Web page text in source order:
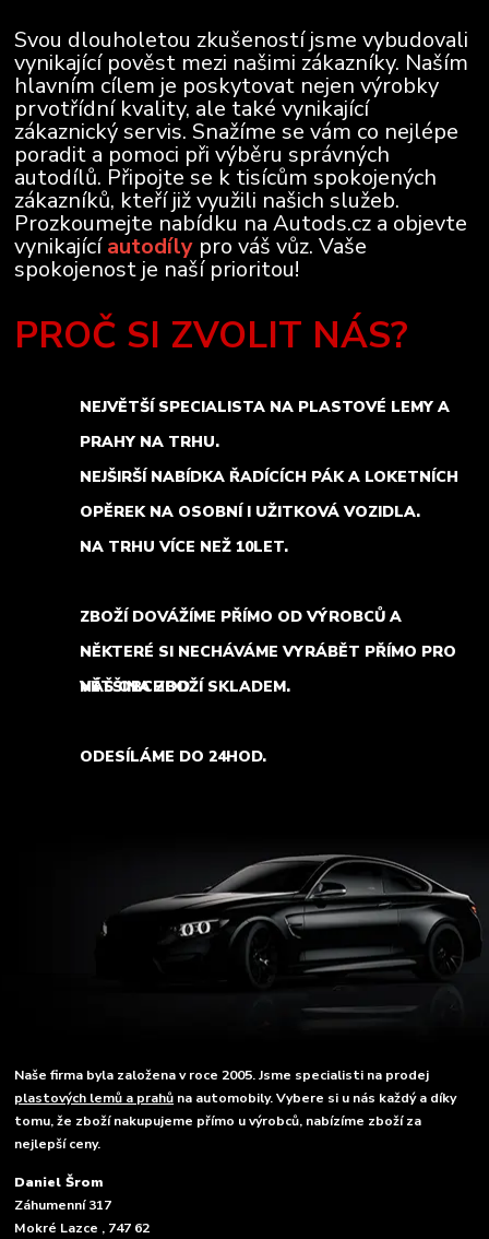
Svou dlouholetou zkušeností jsme vybudovali
vynikající pověst mezi našimi zákazníky. Naším
hlavním cílem je poskytovat nejen výrobky
prvotřídní kvality, ale také vynikající
zákaznický servis. Snažíme se vám co nejlépe
poradit a pomoci při výběru správných
autodílů. Připojte se k tisícům spokojených
zákazníků, kteří již využili našich služeb.
Prozkoumejte nabídku na Autods.cz a objevte
vynikajícíautodíly pro váš vůz. Vaše
spokojenost je naší prioritou!
PROČ SI ZVOLIT NÁS?
NEJVĚTŠÍ SPECIALISTA NA PLASTOVÉ LEMY A
PRAHY NA TRHU.
NEJŠIRŠÍ NABÍDKA ŘADÍCÍCH PÁK A LOKETNÍCH
OPĚREK NA OSOBNÍ I UŽITKOVÁ VOZIDLA.
NA TRHU VÍCE NEŽ 10LET.
ZBOŽÍ DOVÁŽÍME PŘÍMO OD VÝROBCŮ A
NĚKTERÉ SI NECHÁVÁME VYRÁBĚT PŘÍMO PRO
NÁŠ OBCHOD.
VĚTŠINA ZBOŽÍ SKLADEM.
ODESÍLÁME DO 24HOD.
Naše firma byla založena v roce 2005. Jsme specialisti na prodej
plastových lemů a prahů na automobily. Vybere si u nás každý a díky
tomu, že zboží nakupujeme přímo u výrobců, nabízíme zboží za
nejlepší ceny.
Daniel Šrom
Záhumenní 317
Mokré Lazce , 747 62